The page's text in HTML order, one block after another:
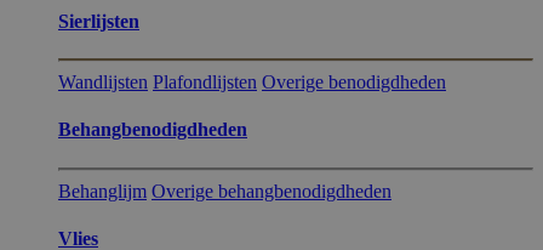
Sierlijsten
Wandlijsten Plafondlijsten Overige benodigdheden
Behangbenodigdheden
Behanglijm Overige behangbenodigdheden
Vlies